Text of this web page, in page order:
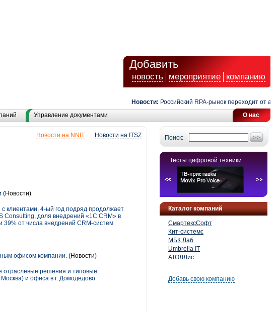
Добавить
новость мероприятие компанию
Новости: Российский RPA-рынок переходит от
О нас
Управление документами
Поиск:
Тесты цифровой техники
Каталог компаний
СмартексСофт
Кит-системс
МБК Лаб
Umbrella IT
АТОЛЛис
Добавь свою компанию
Новости на ITSZ
Новости на NNIT
(Новости)
клиентами, 4-ый год подряд продолжает
Consulting, доля внедрений «1С:CRM» в
от числа внедрений CRM-систем
офисом компании. (Новости)
отраслевые решения и типовые
и офиса в г. Домодедово.